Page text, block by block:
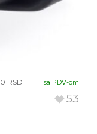
0 RSD sa PDV-om
53